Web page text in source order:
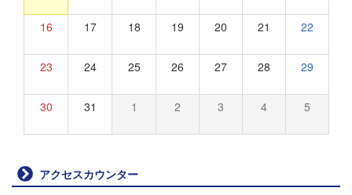
16 17 18 19 20 21 22
23 24 25 26 27 28 29
30 31 1 2 3 4 5
アクセスカウンター